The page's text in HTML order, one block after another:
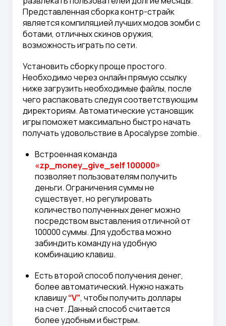
Представленная сборка контр-страйк
является компиляцией лучших модов зомби с
ботами, отличных скинов оружия,
возможность играть по сети.
Установить сборку проще простого.
Необходимо через онлайн прямую ссылку
ниже загрузить необходимые файлы, после
чего распаковать следуя соответствующим
директориям. Автоматические установщик
игры поможет максимально быстро начать
получать удовольствие в Apocalypse zombie.
Встроенная команда
«zp_money_give_self 100000»
позволяет пользователям получить
деньги. Ограничения суммы не
существует, но регулировать
количество полученных денег можно
посредством выставления отличной от
100000 суммы. Для удобства можно
забиндить команду на удобную
комбинацию клавиш.
Есть второй способ получения денег,
более автоматический. Нужно нажать
клавишу“V”, чтобы получить доллары
на счет. Данный способ считается
более удобным и быстрым.